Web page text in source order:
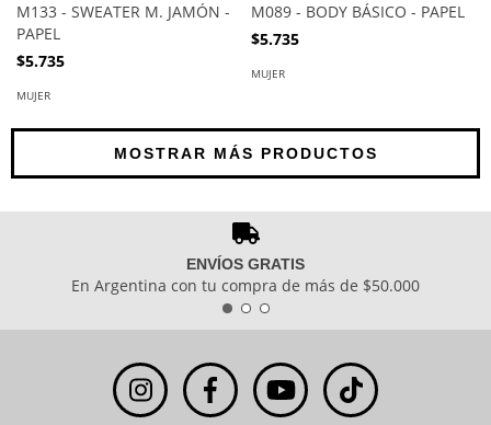
M133 - SWEATER M. JAMÓN -
PAPEL
$5.735
MUJER
M089 - BODY BÁSICO - PAPEL
$5.735
MUJER
MOSTRAR MÁS PRODUCTOS
ENVÍOS GRATIS
En Argentina con tu compra de más de $50.000